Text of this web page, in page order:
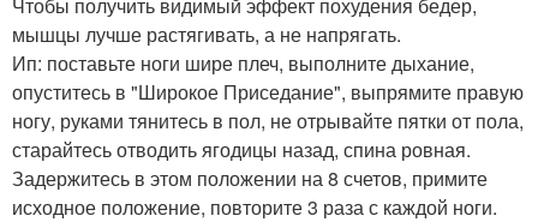
мышцы лучше растягивать, а не напрягать.
Ип: поставьте ноги шире плеч, выполните дыхание,
опуститесь в "Широкое Приседание", выпрямите правую
ногу, руками тянитесь в пол, не отрывайте пятки от пола,
старайтесь отводить ягодицы назад, спина ровная.
Задержитесь в этом положении на 8 счетов, примите
исходное положение, повторите 3 раза с каждой ноги.